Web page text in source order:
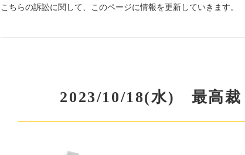
こちらの訴訟に関して、このページに情報を更新していきます。
2023/10/18(水) 最高